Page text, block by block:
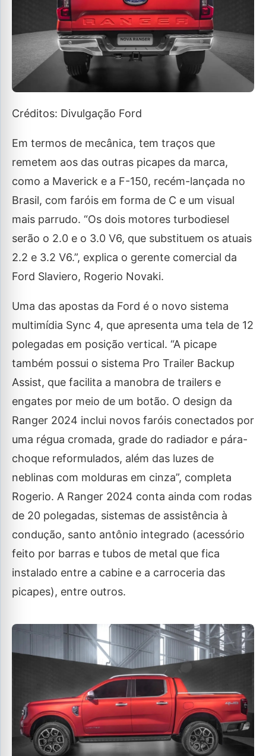
Créditos: Divulgação Ford
Em termos de mecânica, tem traços que
remetem aos das outras picapes da marca,
como a Maverick e a F-150, recém-lançada no
Brasil, com faróis em forma de C e um visual
mais parrudo. “Os dois motores turbodiesel
serão o 2.0 e o 3.0 V6, que substituem os atuais
2.2 e 3.2 V6.”, explica o gerente comercial da
Ford Slaviero, Rogerio Novaki.
Uma das apostas da Ford é o novo sistema
multimídia Sync 4, que apresenta uma tela de 12
polegadas em posição vertical. “A picape
também possui o sistema Pro Trailer Backup
Assist, que facilita a manobra de trailers e
engates por meio de um botão. O design da
Ranger 2024 inclui novos faróis conectados por
uma régua cromada, grade do radiador e pára-
choque reformulados, além das luzes de
neblinas com molduras em cinza”, completa
Rogerio. A Ranger 2024 conta ainda com rodas
de 20 polegadas, sistemas de assistência à
condução, santo antônio integrado (acessório
feito por barras e tubos de metal que fica
instalado entre a cabine e a carroceria das
picapes), entre outros.